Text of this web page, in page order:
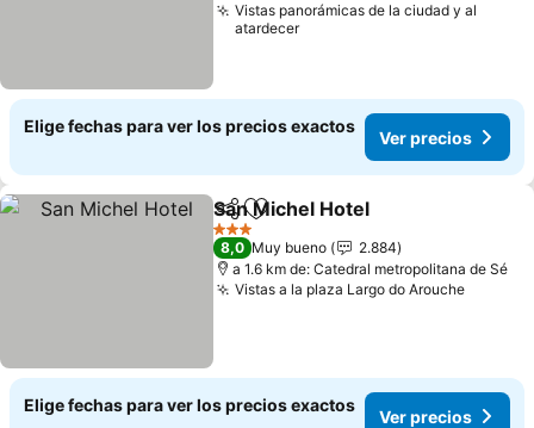
Vistas panorámicas de la ciudad y al
atardecer
Elige fechas para ver los precios exactos
Ver precios
CompartirAgregar a favoritos
San Michel Hotel
3 Estrellas
8,0 Muy bueno
2.884
a 1.6 km de: Catedral metropolitana de Sé
Vistas a la plaza Largo do Arouche
Elige fechas para ver los precios exactos
Ver precios